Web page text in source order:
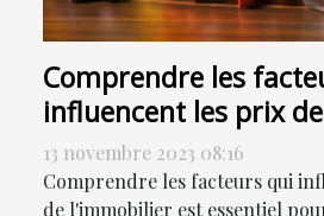
Comprendre les
influencent les prix
13 novembre 2023 08:16
Comprendre les facteurs qui
de l'immobilier est essentiel